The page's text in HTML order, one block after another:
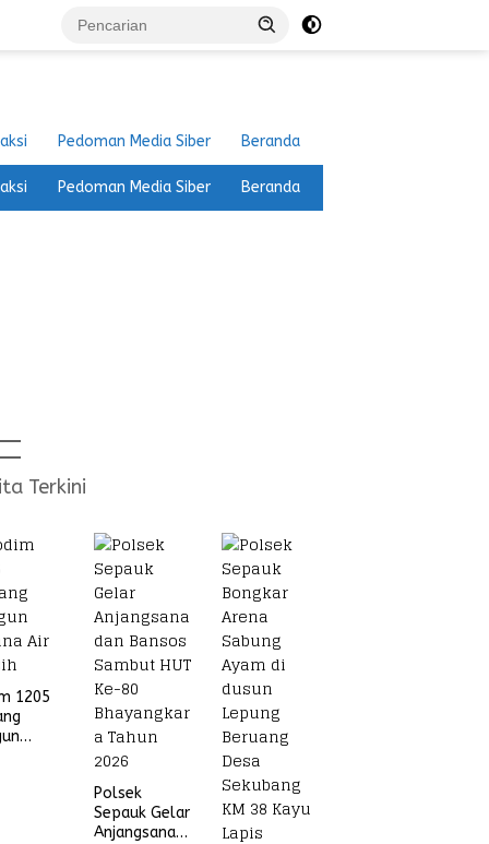
Pedoman Media Siber Beranda
Pedoman Media Siber Beranda
Terkini
1205
Polsek
Sepauk Gelar
Anjangsana